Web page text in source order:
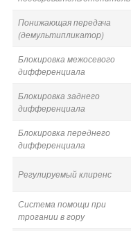
Понижающая передача
(демультипликатор)
Блокировка межосевого
дифференциала
Блокировка заднего
дифференциала
Блокировка переднего
дифференциала
Регулируемый клиренс
Система помощи при
трогании в гору